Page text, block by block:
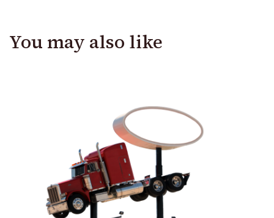
You may also like